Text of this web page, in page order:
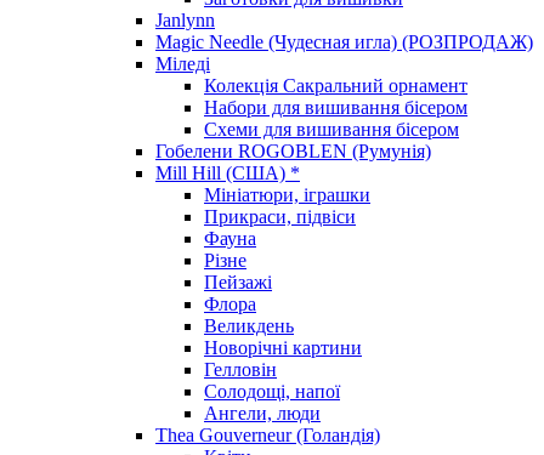
Janlynn
Magic Needle (Чудесная игла) (РОЗПРОДАЖ)
Міледі
Колекція Сакральний орнамент
Набори для вишивання бісером
Схеми для вишивання бісером
Гобелени ROGOBLEN (Румунія)
Mill Hill (США) *
Мініатюри, іграшки
Прикраси, підвіси
Фауна
Різне
Пейзажі
Флора
Великдень
Новорічні картини
Гелловін
Солодощі, напої
Ангели, люди
Thea Gouverneur (Голандія)